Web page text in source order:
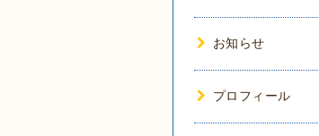
お知らせ
プロフィール